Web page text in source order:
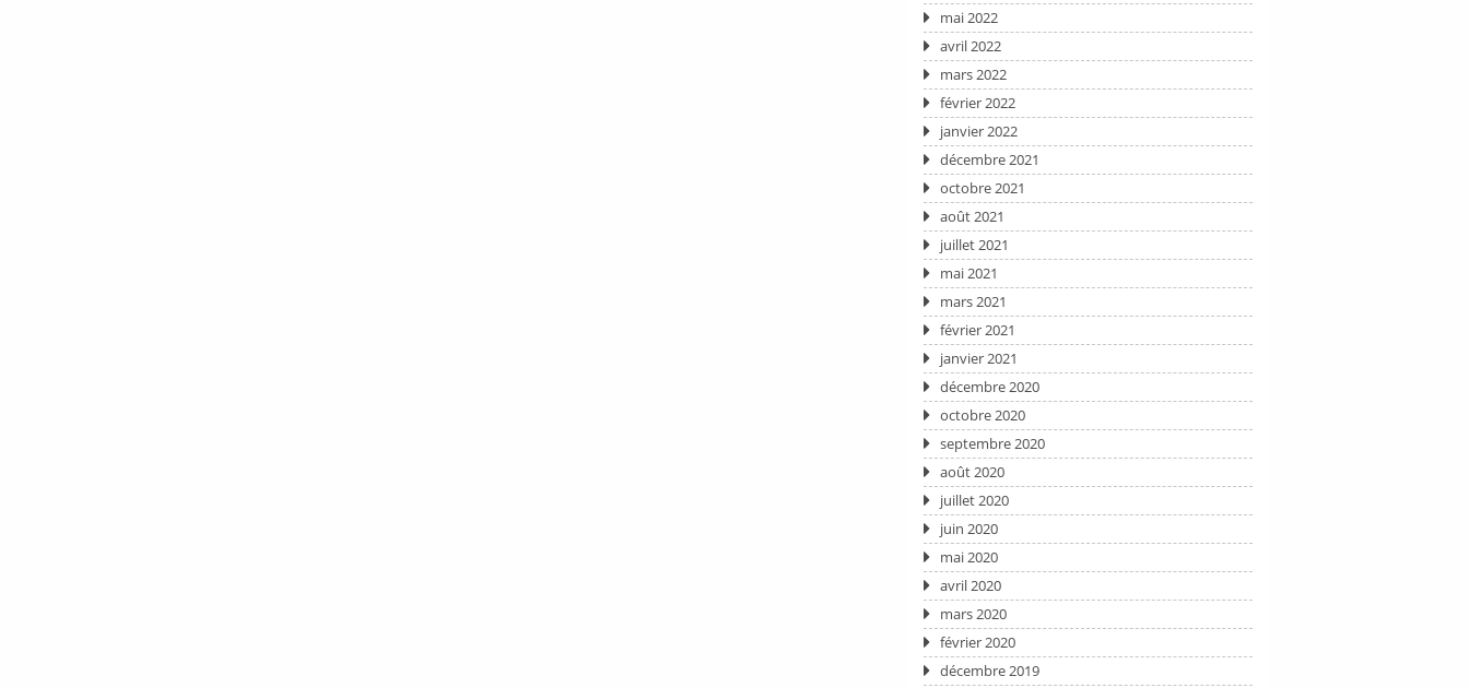
mai 2022
avril 2022
mars 2022
février 2022
janvier 2022
décembre 2021
octobre 2021
août 2021
juillet 2021
mai 2021
mars 2021
février 2021
janvier 2021
décembre 2020
octobre 2020
septembre 2020
août 2020
juillet 2020
juin 2020
mai 2020
avril 2020
mars 2020
février 2020
décembre 2019